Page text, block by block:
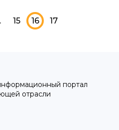
15 16 17
портал
отрасли